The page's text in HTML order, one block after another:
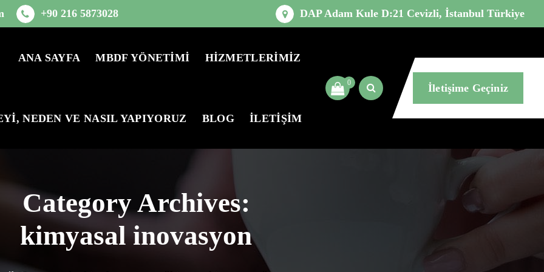
+90 216 5873028 DAP Adam Kule D:21 Cevizli, İstanbul Türkiye
ANA SAYFA MBDF YÖNETİMİ HİZMETLERİMİZ
NEDEN VE NASIL YAPIYORUZ BLOG İLETİŞİM
0 İletişime Geçiniz
Category Archives:
kimyasal inovasyon